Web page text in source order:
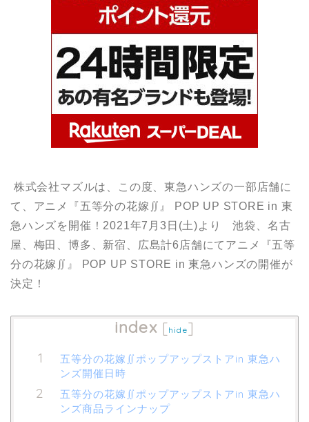
株式会社マズルは、この度、東急ハンズの一部店舗に
て、アニメ『五等分の花嫁∬』 POP UP STORE in 東
急ハンズを開催！2021年7月3日(土)より 池袋、名古
屋、梅田、博多、新宿、広島計6店舗にてアニメ『五等
分の花嫁∬』 POP UP STORE in 東急ハンズの開催が
決定！
index [hide]
五等分の花嫁∬ポップアップストアin 東急ハ
ンズ開催日時
五等分の花嫁∬ポップアップストアin 東急ハ
ンズ商品ラインナップ